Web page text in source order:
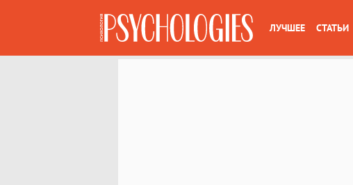
ЛУЧШЕЕ СТАТЬИ